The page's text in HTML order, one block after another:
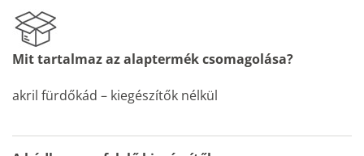
Mit tartalmaz az alaptermék csomagolása?
akril fürdőkád – kiegészítők nélkül